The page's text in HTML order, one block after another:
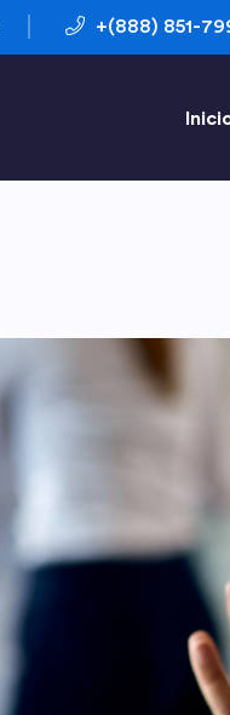
+(888) 851-